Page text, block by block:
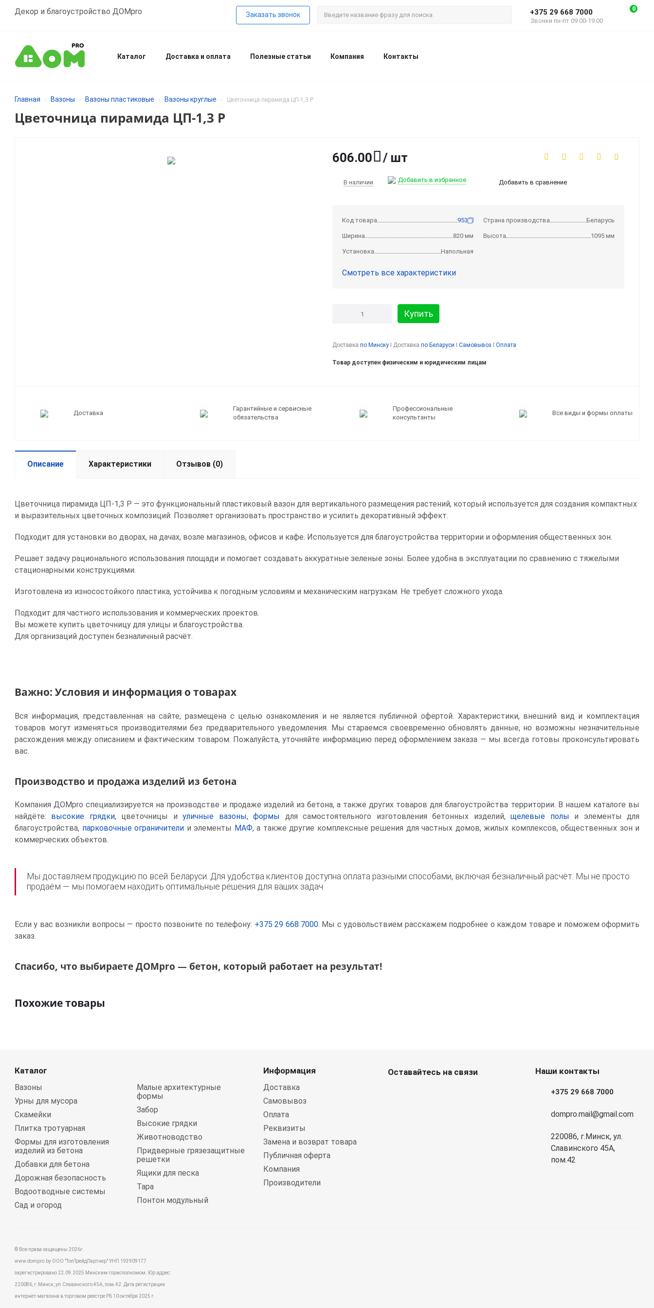
Декор и благоустройство ДОМpro 0
+375 29 668 7000
Звонки пн-пт 09:00-19:00
Заказать звонок
Каталог Доставка и оплата Полезные статьи Компания Контакты
Главная - Вазоны - Вазоны пластиковые - Вазоны круглые - Цветочница пирамида ЦП-1,3 Р
Цветочница пирамида ЦП-1,3 Р
606.00 / шт
В наличии Добавить в избранное Добавить в сравнение
Код товара 953 Страна производства Беларусь
Ширина 820 мм Высота 1095 мм
Установка Напольная
Смотреть все характеристики
Купить
Доставка по Минску I Доставка по Беларуси Самовывоз Оплата
Товар доступен физическим и юридическим лицам
Доставка
Гарантийные и сервисные
обязательства
Профессиональные
консультанты
Все виды и формы оплаты
Описание Характеристики Отзывов (0)
Цветочница пирамида ЦП-1,3 Р — это функциональный пластиковый вазон для вертикального размещения растений, который используется для создания компактных
и выразительных цветочных композиций. Позволяет организовать пространство и усилить декоративный эффект.
Подходит для установки во дворах, на дачах, возле магазинов, офисов и кафе. Используется для благоустройства территории и оформления общественных зон.
Решает задачу рационального использования площади и помогает создавать аккуратные зеленые зоны. Более удобна в эксплуатации по сравнению с тяжелыми
стационарными конструкциями.
Изготовлена из износостойкого пластика, устойчива к погодным условиям и механическим нагрузкам. Не требует сложного ухода.
Подходит для частного использования и коммерческих проектов.
Вы можете купить цветочницу для улицы и благоустройства.
Для организаций доступен безналичный расчёт.
Важно: Условия и информация о товарах
Вся информация, представленная на сайте, размещена с целью ознакомления и не является публичной офертой. Характеристики, внешний вид и комплектация
товаров могут изменяться производителями без предварительного уведомления. Мы стараемся своевременно обновлять данные, но возможны незначительные
расхождения между описанием и фактическим товаром. Пожалуйста, уточняйте информацию перед оформлением заказа — мы всегда готовы проконсультировать
вас.
Производство и продажа изделий из бетона
Компания ДОМpro специализируется на производстве и продаже изделий из бетона, а также других товаров для благоустройства территории. В нашем каталоге вы
найдёте: высокие грядки, цветочницы иуличные вазоны,формы для самостоятельного изготовления бетонных изделий,щелевые полы и элементы для
благоустройства, парковочные ограничители и элементы МАФ, а также другие комплексные решения для частных домов, жилых комплексов, общественных зон и
коммерческих объектов.
Мы доставляем продукцию по всей Беларуси. Для удобства клиентов доступна оплата разными способами, включая безналичный расчёт. Мы не просто
продаём — мы помогаем находить оптимальные решения для ваших задач.
Если у вас возникли вопросы — просто позвоните по телефону: +375 29 668 7000. Мы с удовольствием расскажем подробнее о каждом товаре и поможем оформить
заказ.
Спасибо, что выбираете ДОМpro — бетон, который работает на результат!
Похожие товары
Каталог
Вазоны
Урны для мусора
Скамейки
Плитка тротуарная
Формы для изготовления
изделий из бетона
Добавки для бетона
Дорожная безопасность
Водоотводные системы
Сад и огород
Малые архитектурные
формы
Забор
Высокие грядки
Животноводство
Придверные грязезащитные
решетки
Ящики для песка
Тара
Понтон модульный
Информация
Доставка
Самовывоз
Оплата
Реквизиты
Замена и возврат товара
Публичная оферта
Компания
Производители
Оставайтесь на связи Наши контакты
+375 29 668 7000
dompro.mail@gmail.com
220086, г.Минск, ул.
Славинского 45А,
пом.42
© Все права защищены 2026г.
www.dompro.by ООО "ТопТрейдПартнер" УНП 193909177
зарегистрировано 22.09.2025 Минским горисполкомом. Юр.адрес:
220086, г.Минск, ул.Славинского 45А, пом.42. Дата регистрации
интернет-магазина в торговом реестре РБ 10 октября 2025 г.